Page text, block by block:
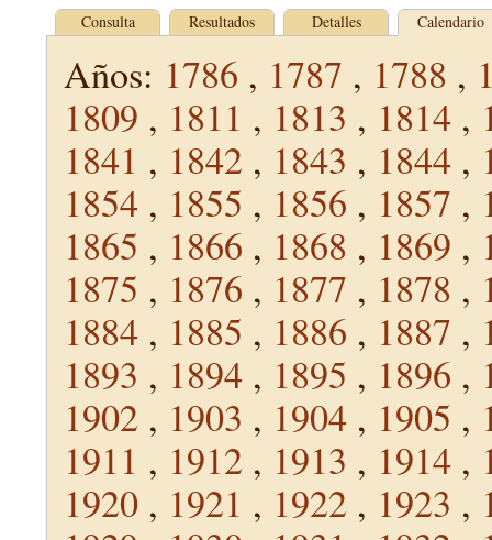
Consulta Resultados Detalles Calendario
Años: 1786 , 1787 , 1788 ,
1809 , 1811 , 1813 , 1814 ,
1841 , 1842 , 1843 , 1844 ,
1854 , 1855 , 1856 , 1857 ,
1865 , 1866 , 1868 , 1869 ,
1875 , 1876 , 1877 , 1878 ,
1884 , 1885 , 1886 , 1887 ,
1893 , 1894 , 1895 , 1896 ,
1902 , 1903 , 1904 , 1905 ,
1911 , 1912 , 1913 , 1914 ,
1920 , 1921 , 1922 , 1923 ,